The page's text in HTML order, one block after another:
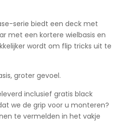
serie biedt een deck met
met een kortere wielbasis en
wordt om flip tricks uit te
groter gevoel.
inclusief gratis black
we de grip voor u monteren?
te vermelden in het vakje